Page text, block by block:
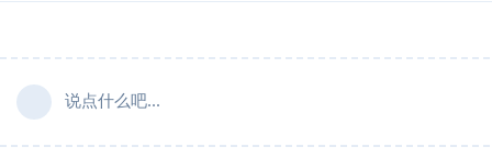
说点什么吧...